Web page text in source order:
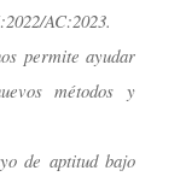
AC:2023.
permite ayudar
métodos y
de aptitud bajo